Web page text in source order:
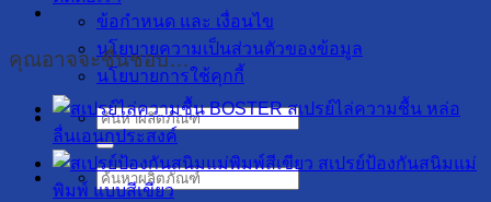
ข้อกำหนด และ เงื่อนไข
นโยบายความเป็นส่วนตัวของข้อมูล
นโยบายการใช้คุกกี้
ค้นหา:
ค้นหา:
คุณอาจจะชื่นชอบ…
สเปรย์ไล่ความชื้น หล่อ
ลื่นเอนกประสงค์
สเปรย์ป้องกันสนิมแม่
พิมพ์ แบบสีเขียว